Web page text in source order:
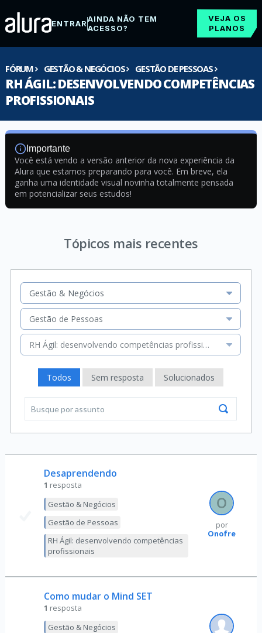
ENTRARAINDA NÃO TEM
ACESSO?
VEJA OS
PLANOS
FÓRUM GESTÃO & NEGÓCIOS GESTÃO DE PESSOAS
RH ÁGIL: DESENVOLVENDO COMPETÊNCIAS
PROFISSIONAIS
Importante
Você está vendo a versão anterior da nova experiência da
Alura que estamos preparando para você. Em breve, ela
ganha uma identidade visual novinha totalmente pensada
em potencializar seus estudos!
Tópicos mais recentes
Gestão & Negócios
Gestão de Pessoas
RH Ágil: desenvolvendo competências profissionais
Todos Sem resposta Solucionados
Desaprendendo
1 resposta
Gestão & Negócios
Gestão de Pessoas
RH Ágil: desenvolvendo competências
profissionais
por
Onofre
Como mudar o Mind SET
1 resposta
Gestão & Negócios